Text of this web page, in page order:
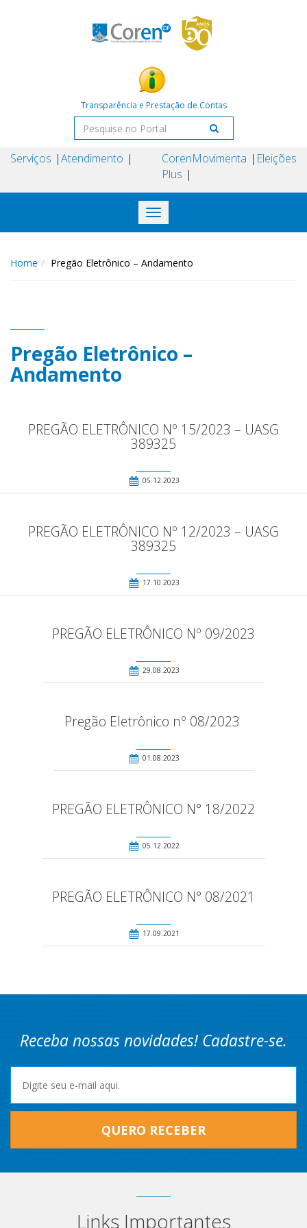
Transparência e Prestação de Contas
Serviços Atendimento
Coren
Plus
Movimenta Eleições
Toggle
navigation
Home Pregão Eletrônico – Andamento
Pregão Eletrônico –
Andamento
PREGÃO ELETRÔNICO Nº 15/2023 – UASG
389325
05.12.2023
PREGÃO ELETRÔNICO Nº 12/2023 – UASG
389325
17.10.2023
PREGÃO ELETRÔNICO Nº 09/2023
29.08.2023
Pregão Eletrônico nº 08/2023
01.08.2023
PREGÃO ELETRÔNICO N° 18/2022
05.12.2022
PREGÃO ELETRÔNICO N° 08/2021
17.09.2021
Receba nossas novidades! Cadastre-se.
QUERO RECEBER
Links Importantes